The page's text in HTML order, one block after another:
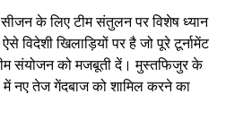
सीजन के लिए टीम संतुलन पर विशेष ध्यान
विदेशी खिलाड़ियों पर है जो पूरे टूर्नामेंट
संयोजन को मजबूती दें। मुस्तफिजुर के
में नए तेज गेंदबाज को शामिल करने का